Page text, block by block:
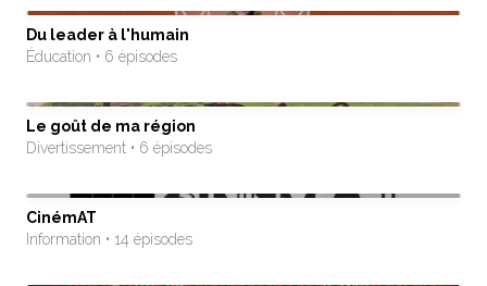
Du leader à l'humain
Éducation • 6 épisodes
Le goût de ma région
Divertissement • 6 épisodes
CinémAT
Information • 14 épisodes